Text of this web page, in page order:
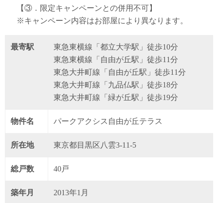
【③．限定キャンペーンとの併用不可】
※キャンペーン内容はお部屋により異なります。
最寄駅
東急東横線「都立大学駅」徒歩10分
東急東横線「自由が丘駅」徒歩11分
東急大井町線「自由が丘駅」徒歩11分
東急大井町線「九品仏駅」徒歩18分
東急大井町線「緑が丘駅」徒歩19分
物件名 パークアクシス自由が丘テラス
所在地 東京都目黒区八雲3-11-5
総戸数 40戸
築年月 2013年1月